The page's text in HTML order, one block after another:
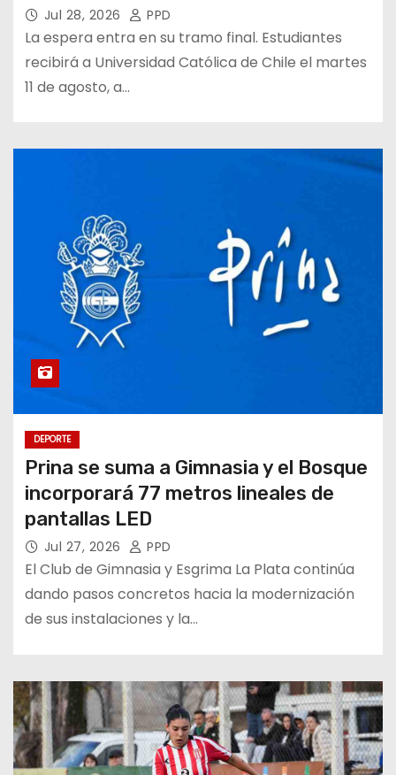
Jul 28, 2026 PPD
La espera entra en su tramo final. Estudiantes
recibirá a Universidad Católica de Chile el martes
11 de agosto, a…
DEPORTE
Prina se suma a Gimnasia y el Bosque
incorporará 77 metros lineales de
pantallas LED
Jul 27, 2026 PPD
El Club de Gimnasia y Esgrima La Plata continúa
dando pasos concretos hacia la modernización
de sus instalaciones y la…